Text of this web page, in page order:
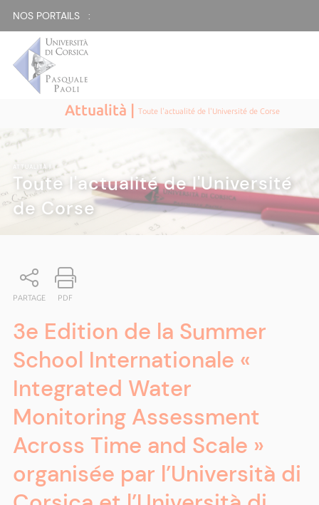
NOS PORTAILS :
Attualità |Toute l'actualité de l'Université de Corse
ATTUALITÀ|
Toute l'actualité de l'Université
de Corse
PARTAGE PDF
3e Edition de la Summer
School Internationale «
Integrated Water
Monitoring Assessment
Across Time and Scale »
organisée par l’Università di